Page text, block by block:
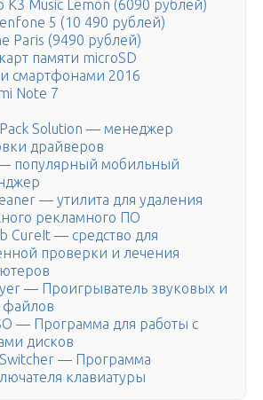
K3 Music Lemon (6090 рублей)
5 (10 490 рублей)
Paris (9490 рублей)
памяти microSD
смартфонами 2016
Note 7
Solution — менеджер
драйверов
популярный мобильный
— утилита для удаления
рекламного ПО
CureIt — средство для
проверки и лечения
— Проигрыватель звуковых и
файлов
— Программа для работы с
дисков
— Программа
клавиатуры